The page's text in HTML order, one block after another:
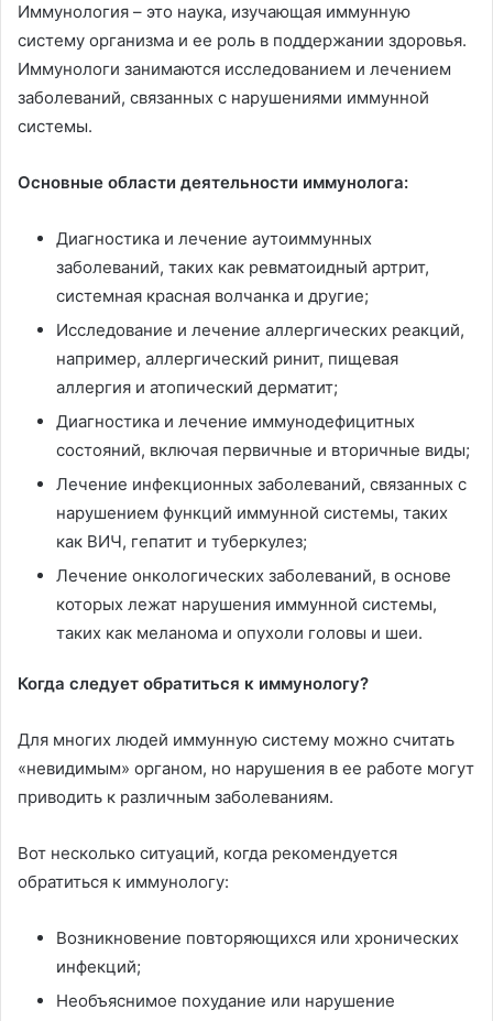
Иммунология – это наука, изучающая иммунную
систему организма и ее роль в поддержании здоровья.
Иммунологи занимаются исследованием и лечением
заболеваний, связанных с нарушениями иммунной
системы.
Основные области деятельности иммунолога:
Диагностика и лечение аутоиммунных
заболеваний, таких как ревматоидный артрит,
системная красная волчанка и другие;
Исследование и лечение аллергических реакций,
например, аллергический ринит, пищевая
аллергия и атопический дерматит;
Диагностика и лечение иммунодефицитных
состояний, включая первичные и вторичные виды;
Лечение инфекционных заболеваний, связанных с
нарушением функций иммунной системы, таких
как ВИЧ, гепатит и туберкулез;
Лечение онкологических заболеваний, в основе
которых лежат нарушения иммунной системы,
таких как меланома и опухоли головы и шеи.
Когда следует обратиться к иммунологу?
Для многих людей иммунную систему можно считать
«невидимым» органом, но нарушения в ее работе могут
приводить к различным заболеваниям.
Вот несколько ситуаций, когда рекомендуется
обратиться к иммунологу:
Возникновение повторяющихся или хронических
инфекций;
Необъяснимое похудание или нарушение